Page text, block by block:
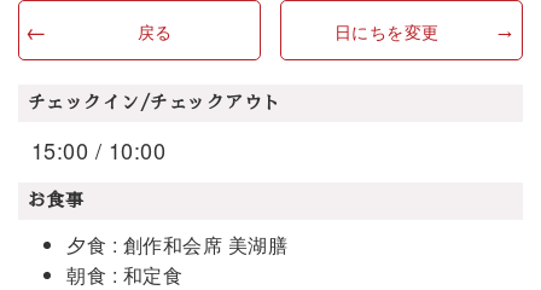
戻る 日にちを変更
チェックイン/チェックアウト
15:00 / 10:00
お食事
夕食 : 創作和会席 美湖膳
朝食 : 和定食